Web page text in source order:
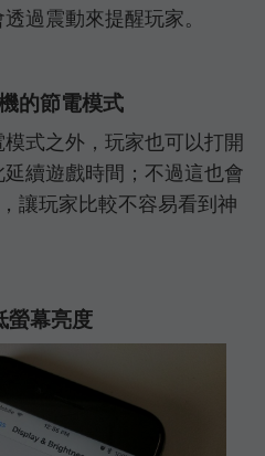
過震動來提醒玩家。
的節電模式
式之外，玩家也可以打開
續遊戲時間；不過這也會
讓玩家比較不容易看到神
螢幕亮度